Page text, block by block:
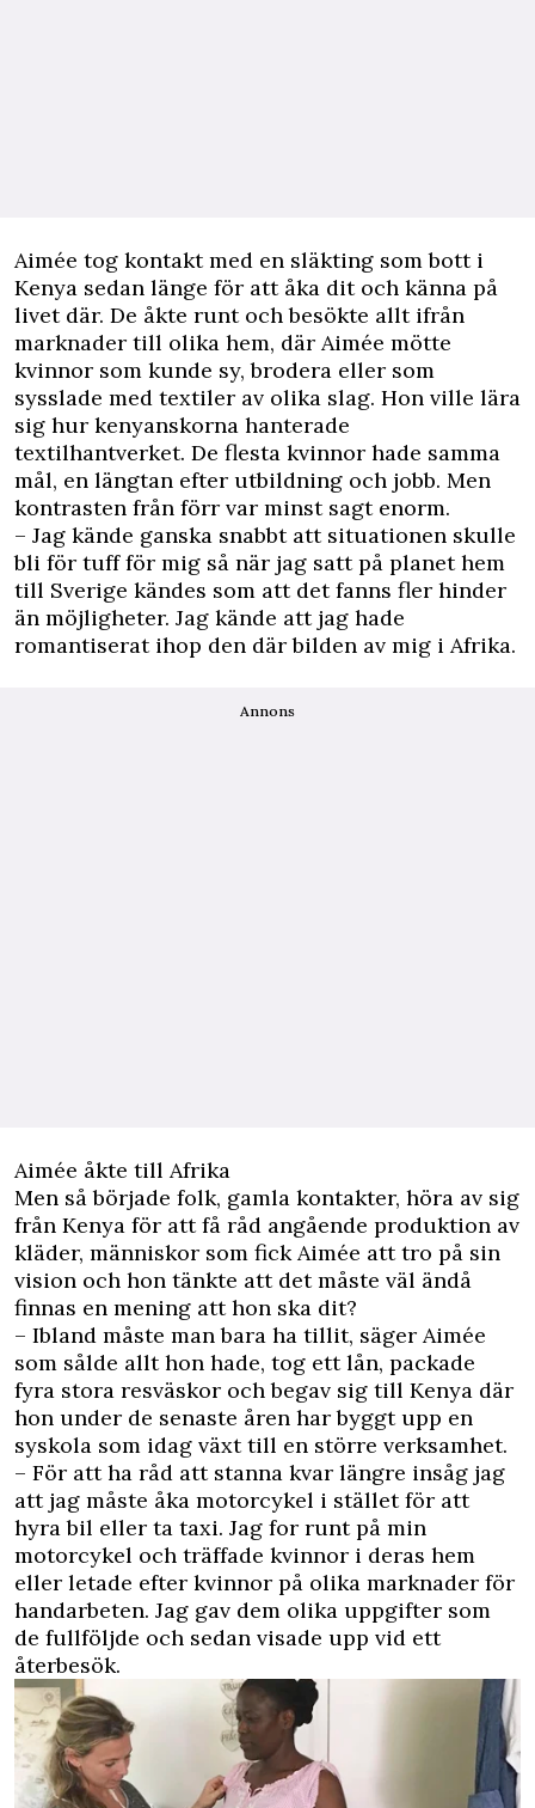
Aimée tog kontakt med en släkting som bott i
Kenya sedan länge för att åka dit och känna på
livet där. De åkte runt och besökte allt ifrån
marknader till olika hem, där Aimée mötte
kvinnor som kunde sy, brodera eller som
sysslade med textiler av olika slag. Hon ville lära
sig hur kenyanskorna hanterade
textilhantverket. De flesta kvinnor hade samma
mål, en längtan efter utbildning och jobb. Men
kontrasten från förr var minst sagt enorm.
– Jag kände ganska snabbt att situationen skulle
bli för tuff för mig så när jag satt på planet hem
till Sverige kändes som att det fanns fler hinder
än möjligheter. Jag kände att jag hade
romantiserat ihop den där bilden av mig i Afrika.
Annons
Aimée åkte till Afrika
Men så började folk, gamla kontakter, höra av sig
från Kenya för att få råd angående produktion av
kläder, människor som fick Aimée att tro på sin
vision och hon tänkte att det måste väl ändå
finnas en mening att hon ska dit?
– Ibland måste man bara ha tillit, säger Aimée
som sålde allt hon hade, tog ett lån, packade
fyra stora resväskor och begav sig till Kenya där
hon under de senaste åren har byggt upp en
syskola som idag växt till en större verksamhet.
– För att ha råd att stanna kvar längre insåg jag
att jag måste åka motorcykel i stället för att
hyra bil eller ta taxi. Jag for runt på min
motorcykel och träffade kvinnor i deras hem
eller letade efter kvinnor på olika marknader för
handarbeten. Jag gav dem olika uppgifter som
de fullföljde och sedan visade upp vid ett
återbesök.